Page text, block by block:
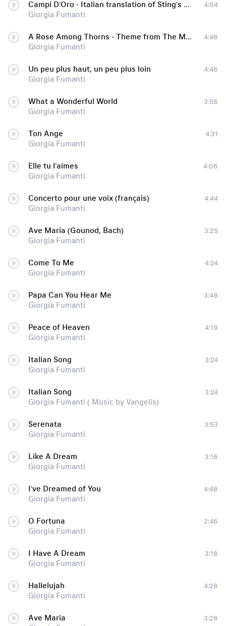
Campi D'Oro - Italian translation of Sting's Fields of Gold
Giorgia Fumanti
4:04
A Rose Among Thorns - Theme from The Mission
Giorgia Fumanti
4:48
Un peu plus haut, un peu plus loin
Giorgia Fumanti
4:46
What a Wonderful World
Giorgia Fumanti
3:56
Ton Ange
Giorgia Fumanti
4:31
Elle tu l'aimes
Giorgia Fumanti
4:06
Concerto pour une voix (français)
Giorgia Fumanti
4:44
Ave Maria (Gounod, Bach)
Giorgia Fumanti
3:25
Come To Me
Giorgia Fumanti
4:24
Papa Can You Hear Me
Giorgia Fumanti
3:49
Peace of Heaven
Giorgia Fumanti
4:19
Italian Song
Giorgia Fumanti
3:24
Italian Song
Giorgia Fumanti ( Music by Vangelis)
3:24
Serenata
Giorgia Fumanti
3:53
Like A Dream
Giorgia Fumanti
3:16
I've Dreamed of You
Giorgia Fumanti
4:48
O Fortuna
Giorgia Fumanti
2:46
I Have A Dream
Giorgia Fumanti
3:18
Hallelujah
Giorgia Fumanti
4:28
Ave Maria
3:28